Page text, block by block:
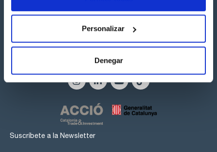
Personalizar
Denegar
encontrará dichos equipos para completar su reactor. Están
disponibles una amplia gama de accesorios.
Síguenos:
Suscríbete a la Newsletter